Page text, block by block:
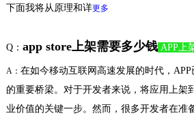
下面我将从原理和详更多
Q： app store上架需要多少钱 APP上
A： 在如今移动互联网高速发展的时代，
的重要桥梁。对于开发者来说，将应用上架
业价值的关键一步。然而，很多开发者在准